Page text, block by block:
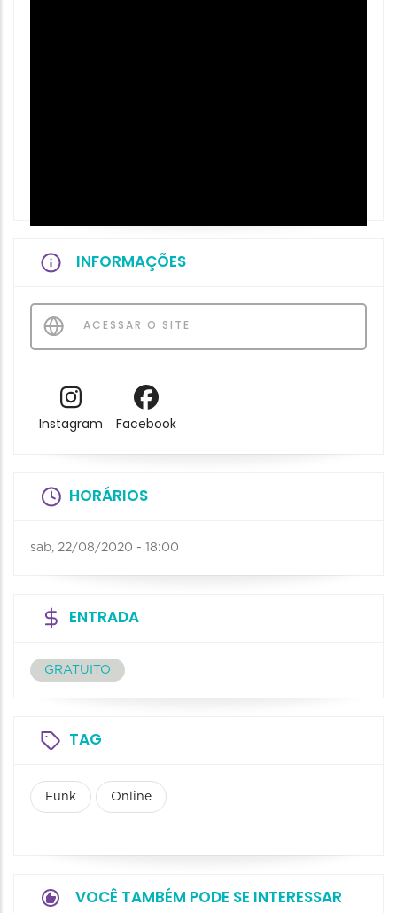
INFORMAÇÕES
ACESSAR O SITE
Instagram Facebook
HORÁRIOS
sab, 22/08/2020 - 18:00
ENTRADA
GRATUITO
TAG
Funk Online
VOCÊ TAMBÉM PODE SE INTERESSAR